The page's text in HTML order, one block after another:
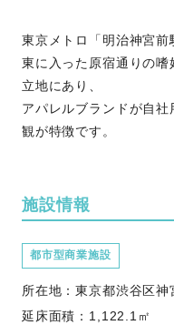
東京メトロ「明治神宮
東に入った原宿通りの
立地にあり、
アパレルブランドが自
観が特徴です。
施設情報
都市型商業施設
所在地：東京都渋谷区
延床面積：1,122.1㎡